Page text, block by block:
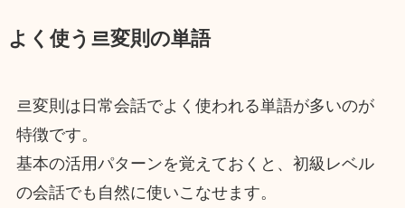
よく使う르変則の単語
르変則は日常会話でよく使われる単語が多いのが
特徴です。
基本の活用パターンを覚えておくと、初級レベル
の会話でも自然に使いこなせます。